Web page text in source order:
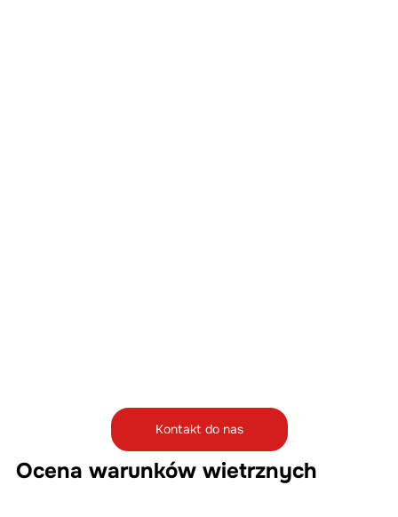
Kontakt do nas
Ocena warunków wietrznych